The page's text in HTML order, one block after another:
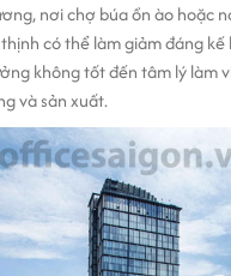
nơi chợ búa ồn ào hoặc
có thể làm giảm đáng
không tốt đến tâm lý làm
và sản xuất.